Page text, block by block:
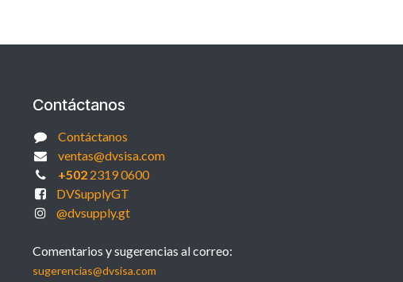
Contáctanos
Contáctanos
ventas@dvsisa.com
+5022319 0600
DVSupplyGT
@dvsupply.gt
Comentarios y sugerencias al correo:
sugerencias@dvsisa.com